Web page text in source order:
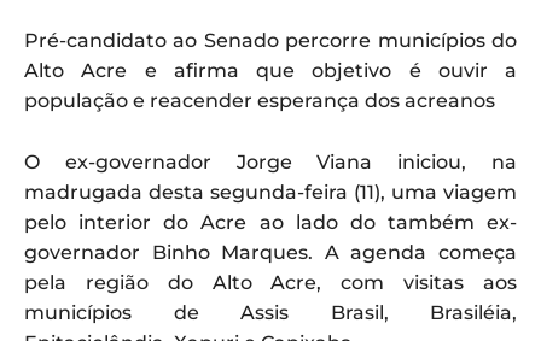
Pré-candidato ao Senado percorre municípios do
Alto Acre e afirma que objetivo é ouvir a
população e reacender esperança dos acreanos
O ex-governador Jorge Viana iniciou, na
madrugada desta segunda-feira (11), uma viagem
pelo interior do Acre ao lado do também ex-
governador Binho Marques. A agenda começa
pela região do Alto Acre, com visitas aos
municípios de Assis Brasil, Brasiléia,